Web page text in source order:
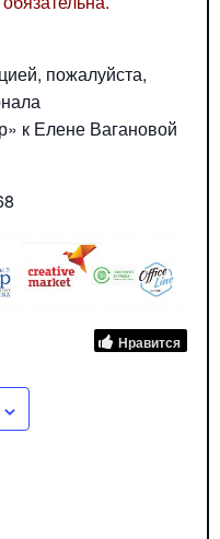
пожалуйста,
к Елене Вагановой
Нравится